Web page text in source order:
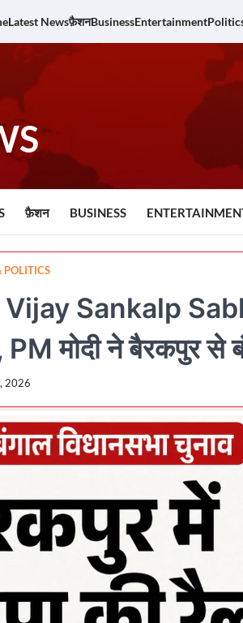
Latest Newsफ़ैशनBusinessEntertainment
फ़ैशन BUSINESS
POLITICS
Sankalp
PM मोदी ने बैरकपुर से
2026